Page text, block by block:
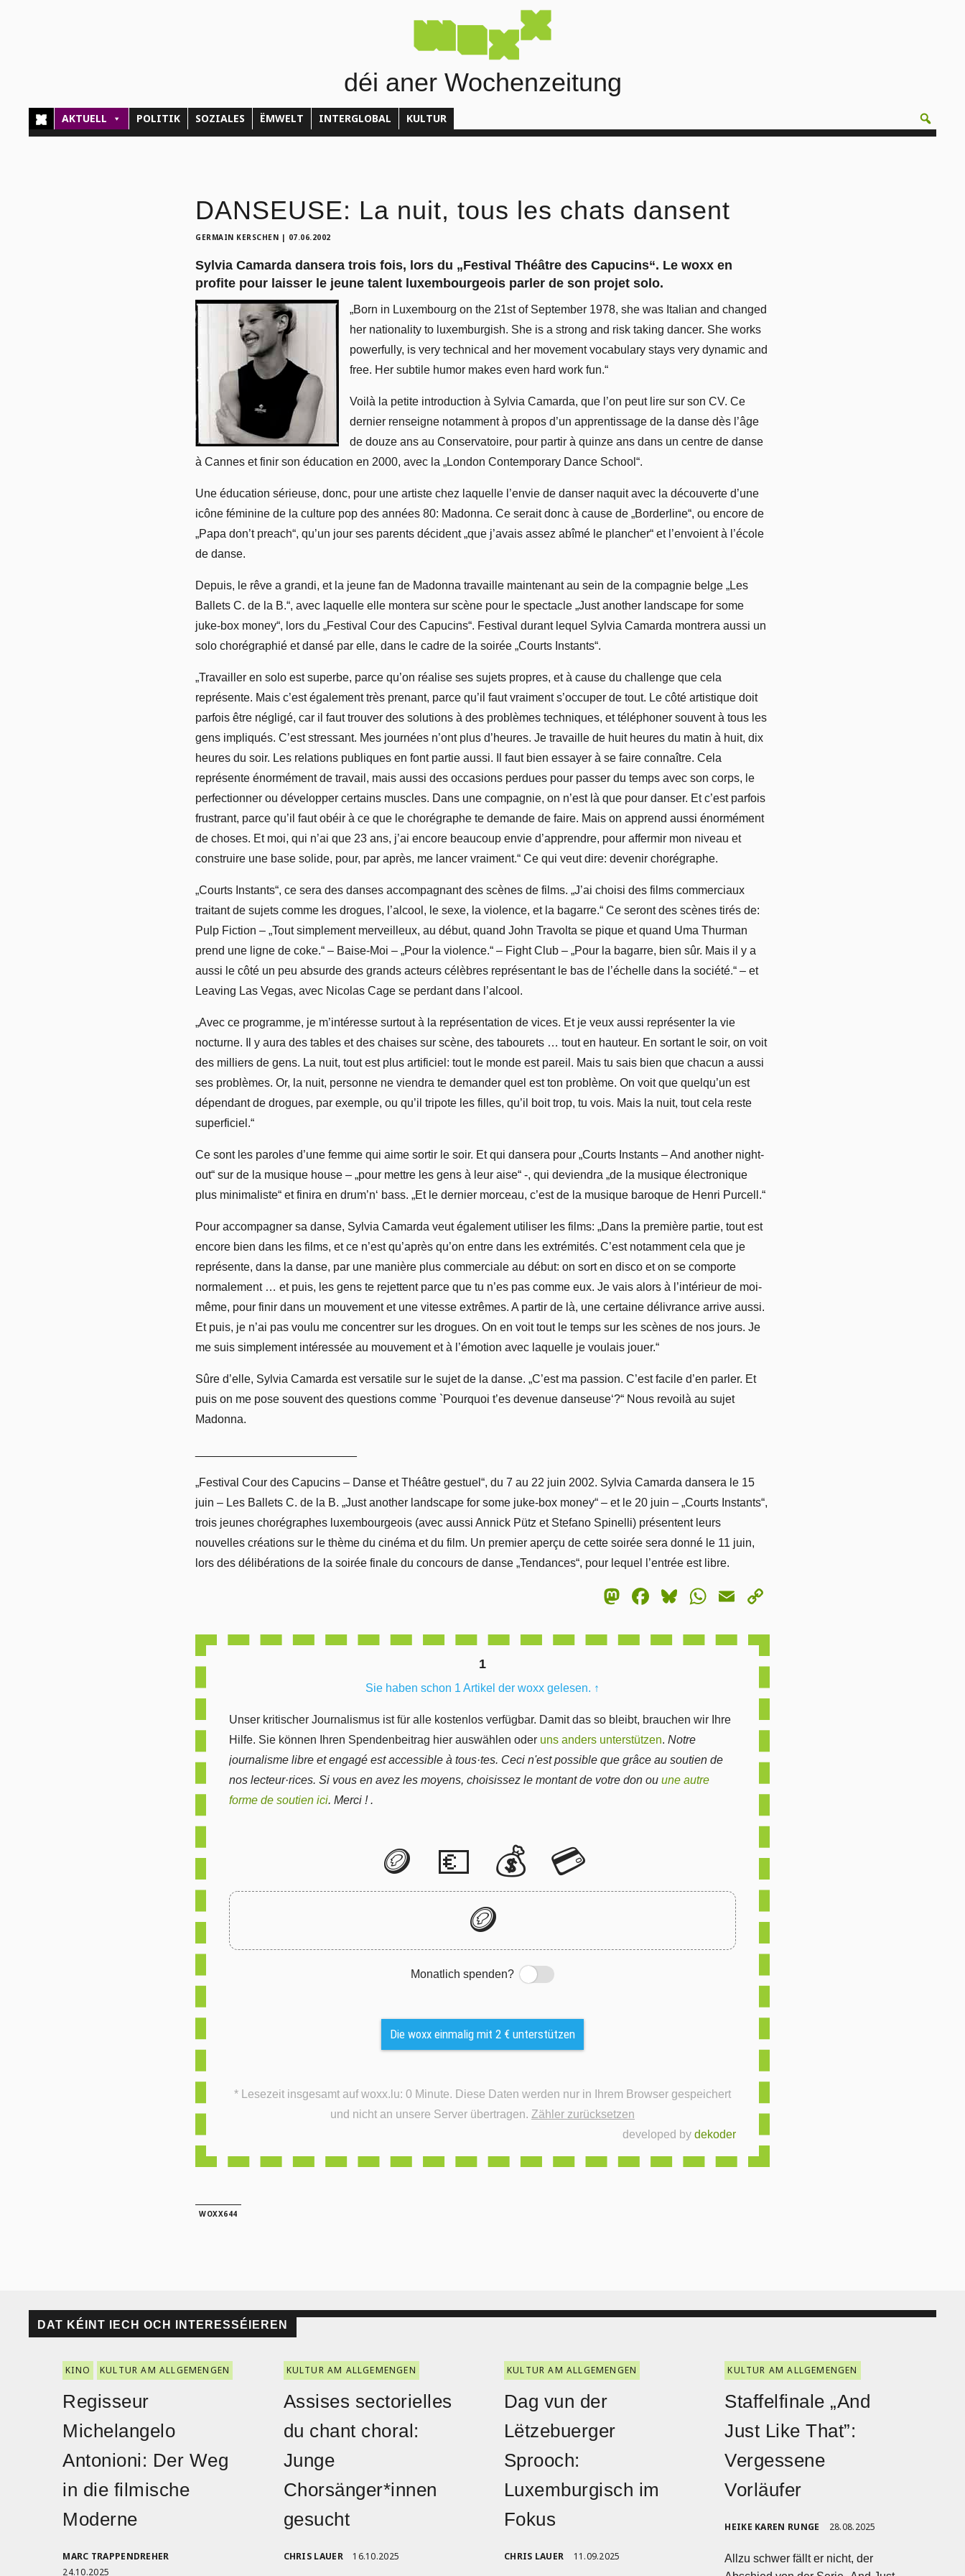
déi aner Wochenzeitung
AKTUELL POLITIK SOZIALES ËMWELT INTERGLOBAL KULTUR
DANSEUSE: La nuit, tous les chats dansent
GERMAIN KERSCHEN | 07.06.2002
Sylvia Camarda dansera trois fois, lors du „Festival Théâtre des Capucins“. Le woxx en
profite pour laisser le jeune talent luxembourgeois parler de son projet solo.
„Born in Luxembourg on the 21st of September 1978, she was Italian and changed
her nationality to luxemburgish. She is a strong and risk taking dancer. She works
powerfully, is very technical and her movement vocabulary stays very dynamic and
free. Her subtile humor makes even hard work fun.“
Voilà la petite introduction à Sylvia Camarda, que l’on peut lire sur son CV. Ce
dernier renseigne notamment à propos d’un apprentissage de la danse dès l’âge
de douze ans au Conservatoire, pour partir à quinze ans dans un centre de danse
à Cannes et finir son éducation en 2000, avec la „London Contemporary Dance School“.
Une éducation sérieuse, donc, pour une artiste chez laquelle l’envie de danser naquit avec la découverte d’une
icône féminine de la culture pop des années 80: Madonna. Ce serait donc à cause de „Borderline“, ou encore de
„Papa don’t preach“, qu’un jour ses parents décident „que j’avais assez abîmé le plancher“ et l’envoient à l’école
de danse.
Depuis, le rêve a grandi, et la jeune fan de Madonna travaille maintenant au sein de la compagnie belge „Les
Ballets C. de la B.“, avec laquelle elle montera sur scène pour le spectacle „Just another landscape for some
juke-box money“, lors du „Festival Cour des Capucins“. Festival durant lequel Sylvia Camarda montrera aussi un
solo chorégraphié et dansé par elle, dans le cadre de la soirée „Courts Instants“.
„Travailler en solo est superbe, parce qu’on réalise ses sujets propres, et à cause du challenge que cela
représente. Mais c’est également très prenant, parce qu’il faut vraiment s’occuper de tout. Le côté artistique doit
parfois être négligé, car il faut trouver des solutions à des problèmes techniques, et téléphoner souvent à tous les
gens impliqués. C’est stressant. Mes journées n’ont plus d’heures. Je travaille de huit heures du matin à huit, dix
heures du soir. Les relations publiques en font partie aussi. Il faut bien essayer à se faire connaître. Cela
représente énormément de travail, mais aussi des occasions perdues pour passer du temps avec son corps, le
perfectionner ou développer certains muscles. Dans une compagnie, on n’est là que pour danser. Et c’est parfois
frustrant, parce qu’il faut obéir à ce que le chorégraphe te demande de faire. Mais on apprend aussi énormément
de choses. Et moi, qui n’ai que 23 ans, j’ai encore beaucoup envie d’apprendre, pour affermir mon niveau et
construire une base solide, pour, par après, me lancer vraiment.“ Ce qui veut dire: devenir chorégraphe.
„Courts Instants“, ce sera des danses accompagnant des scènes de films. „J’ai choisi des films commerciaux
traitant de sujets comme les drogues, l’alcool, le sexe, la violence, et la bagarre.“ Ce seront des scènes tirés de:
Pulp Fiction – „Tout simplement merveilleux, au début, quand John Travolta se pique et quand Uma Thurman
prend une ligne de coke.“ – Baise-Moi – „Pour la violence.“ – Fight Club – „Pour la bagarre, bien sûr. Mais il y a
aussi le côté un peu absurde des grands acteurs célèbres représentant le bas de l’échelle dans la société.“ – et
Leaving Las Vegas, avec Nicolas Cage se perdant dans l’alcool.
„Avec ce programme, je m’intéresse surtout à la représentation de vices. Et je veux aussi représenter la vie
nocturne. Il y aura des tables et des chaises sur scène, des tabourets … tout en hauteur. En sortant le soir, on voit
des milliers de gens. La nuit, tout est plus artificiel: tout le monde est pareil. Mais tu sais bien que chacun a aussi
ses problèmes. Or, la nuit, personne ne viendra te demander quel est ton problème. On voit que quelqu’un est
dépendant de drogues, par exemple, ou qu’il tripote les filles, qu’il boit trop, tu vois. Mais la nuit, tout cela reste
superficiel.“
Ce sont les paroles d’une femme qui aime sortir le soir. Et qui dansera pour „Courts Instants – And another night-
out“ sur de la musique house – „pour mettre les gens à leur aise“ -, qui deviendra „de la musique électronique
plus minimaliste“ et finira en drum’n‘ bass. „Et le dernier morceau, c’est de la musique baroque de Henri Purcell.“
Pour accompagner sa danse, Sylvia Camarda veut également utiliser les films: „Dans la première partie, tout est
encore bien dans les films, et ce n’est qu’après qu’on entre dans les extrémités. C’est notamment cela que je
représente, dans la danse, par une manière plus commerciale au début: on sort en disco et on se comporte
normalement … et puis, les gens te rejettent parce que tu n’es pas comme eux. Je vais alors à l’intérieur de moi-
même, pour finir dans un mouvement et une vitesse extrêmes. A partir de là, une certaine délivrance arrive aussi.
Et puis, je n’ai pas voulu me concentrer sur les drogues. On en voit tout le temps sur les scènes de nos jours. Je
me suis simplement intéressée au mouvement et à l’émotion avec laquelle je voulais jouer.“
Sûre d’elle, Sylvia Camarda est versatile sur le sujet de la danse. „C’est ma passion. C’est facile d’en parler. Et
puis on me pose souvent des questions comme `Pourquoi t’es devenue danseuse‘?“ Nous revoilà au sujet
Madonna.
„Festival Cour des Capucins – Danse et Théâtre gestuel“, du 7 au 22 juin 2002. Sylvia Camarda dansera le 15
juin – Les Ballets C. de la B. „Just another landscape for some juke-box money“ – et le 20 juin – „Courts Instants“,
trois jeunes chorégraphes luxembourgeois (avec aussi Annick Pütz et Stefano Spinelli) présentent leurs
nouvelles créations sur le thème du cinéma et du film. Un premier aperçu de cette soirée sera donné le 11 juin,
lors des délibérations de la soirée finale du concours de danse „Tendances“, pour lequel l’entrée est libre.
Mastodon
Facebook
Bluesky
WhatsApp
Email
1
Sie haben schon 1 Artikel der woxx gelesen. ↑
Unser kritischer Journalismus ist für alle kostenlos verfügbar. Damit das so bleibt, brauchen wir Ihre
Hilfe. Sie können Ihren Spendenbeitrag hier auswählen oder uns anders unterstützen. Notre
journalisme libre et engagé est accessible à tous·tes. Ceci n'est possible que grâce au soutien de
nos lecteur·rices. Si vous en avez les moyens, choisissez le montant de votre don ou une autre
forme de soutien ici. Merci ! .
🪙 💶 💰
💳
🪙
Monatlich spenden?
Switch
Die woxx einmalig mit 2 € unterstützen
* Lesezeit insgesamt auf woxx.lu: 0 Minute. Diese Daten werden nur in Ihrem Browser gespeichert
und nicht an unsere Server übertragen. Zähler zurücksetzen
developed by dekoder
WOXX644
DAT KÉINT IECH OCH INTERESSÉIEREN
KINO KULTUR AM ALLGEMENGEN
Regisseur
Michelangelo
Antonioni: Der Weg
in die filmische
Moderne
MARC TRAPPENDREHER
24.10.2025
KULTUR AM ALLGEMENGEN
Assises sectorielles
du chant choral:
Junge
Chorsänger*innen
gesucht
CHRIS LAUER 16.10.2025
KULTUR AM ALLGEMENGEN
Dag vun der
Lëtzebuerger
Sprooch:
Luxemburgisch im
Fokus
CHRIS LAUER 11.09.2025
KULTUR AM ALLGEMENGEN
Staffelfinale „And
Just Like That”:
Vergessene
Vorläufer
HEIKE KAREN RUNGE 28.08.2025
Allzu schwer fällt er nicht, der